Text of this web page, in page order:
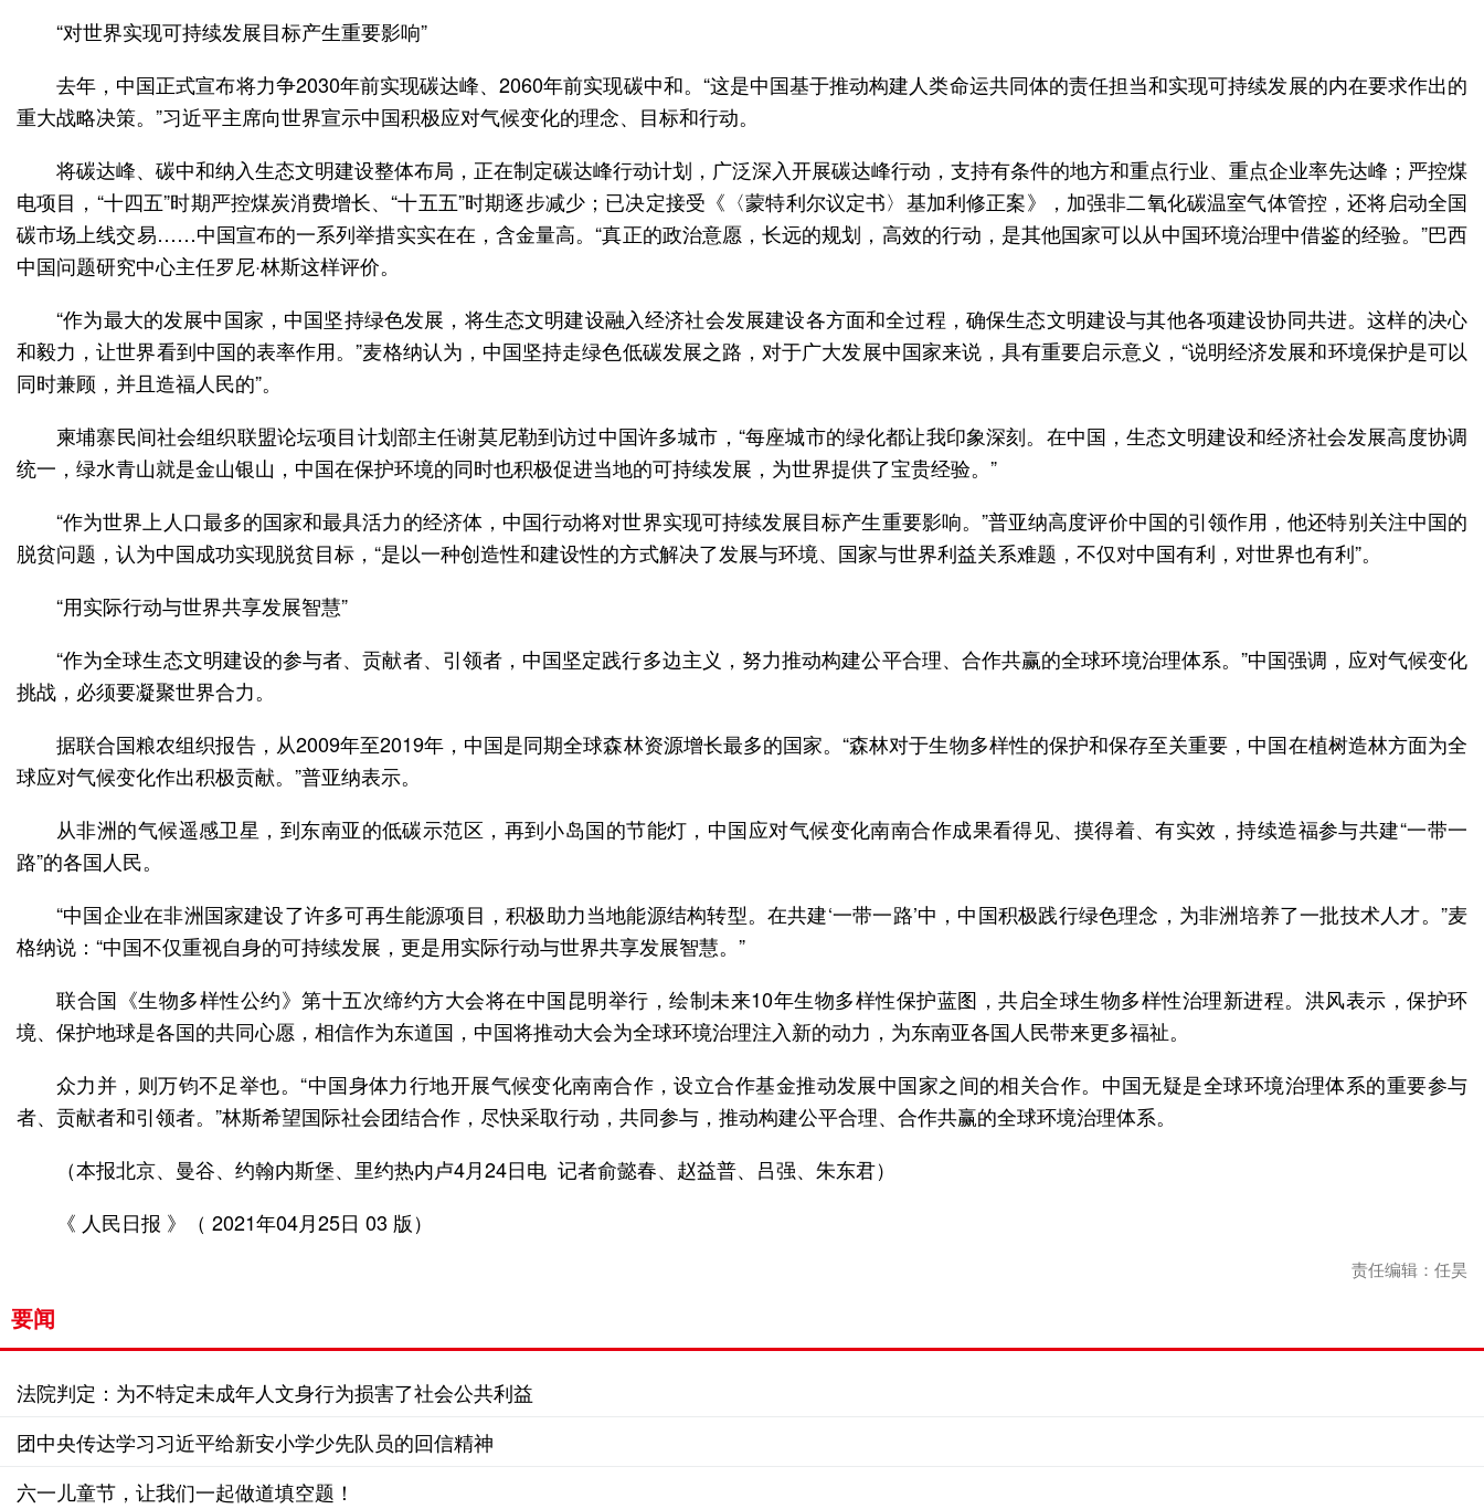
“对世界实现可持续发展目标产生重要影响”
去年，中国正式宣布将力争2030年前实现碳达峰、2060年前实现碳中和。“这是中国基于推动构建人类命运共同体的责任担当和实现可持续发展的内在要求作出的
重大战略决策。”习近平主席向世界宣示中国积极应对气候变化的理念、目标和行动。
将碳达峰、碳中和纳入生态文明建设整体布局，正在制定碳达峰行动计划，广泛深入开展碳达峰行动，支持有条件的地方和重点行业、重点企业率先达峰；严控煤
电项目，“十四五”时期严控煤炭消费增长、“十五五”时期逐步减少；已决定接受《〈蒙特利尔议定书〉基加利修正案》，加强非二氧化碳温室气体管控，还将启动全国
碳市场上线交易……中国宣布的一系列举措实实在在，含金量高。“真正的政治意愿，长远的规划，高效的行动，是其他国家可以从中国环境治理中借鉴的经验。”巴西
中国问题研究中心主任罗尼·林斯这样评价。
“作为最大的发展中国家，中国坚持绿色发展，将生态文明建设融入经济社会发展建设各方面和全过程，确保生态文明建设与其他各项建设协同共进。这样的决心
和毅力，让世界看到中国的表率作用。”麦格纳认为，中国坚持走绿色低碳发展之路，对于广大发展中国家来说，具有重要启示意义，“说明经济发展和环境保护是可以
同时兼顾，并且造福人民的”。
柬埔寨民间社会组织联盟论坛项目计划部主任谢莫尼勒到访过中国许多城市，“每座城市的绿化都让我印象深刻。在中国，生态文明建设和经济社会发展高度协调
统一，绿水青山就是金山银山，中国在保护环境的同时也积极促进当地的可持续发展，为世界提供了宝贵经验。”
“作为世界上人口最多的国家和最具活力的经济体，中国行动将对世界实现可持续发展目标产生重要影响。”普亚纳高度评价中国的引领作用，他还特别关注中国的
脱贫问题，认为中国成功实现脱贫目标，“是以一种创造性和建设性的方式解决了发展与环境、国家与世界利益关系难题，不仅对中国有利，对世界也有利”。
“用实际行动与世界共享发展智慧”
“作为全球生态文明建设的参与者、贡献者、引领者，中国坚定践行多边主义，努力推动构建公平合理、合作共赢的全球环境治理体系。”中国强调，应对气候变化
挑战，必须要凝聚世界合力。
据联合国粮农组织报告，从2009年至2019年，中国是同期全球森林资源增长最多的国家。“森林对于生物多样性的保护和保存至关重要，中国在植树造林方面为全
球应对气候变化作出积极贡献。”普亚纳表示。
从非洲的气候遥感卫星，到东南亚的低碳示范区，再到小岛国的节能灯，中国应对气候变化南南合作成果看得见、摸得着、有实效，持续造福参与共建“一带一
路”的各国人民。
“中国企业在非洲国家建设了许多可再生能源项目，积极助力当地能源结构转型。在共建‘一带一路’中，中国积极践行绿色理念，为非洲培养了一批技术人才。”麦
格纳说：“中国不仅重视自身的可持续发展，更是用实际行动与世界共享发展智慧。”
联合国《生物多样性公约》第十五次缔约方大会将在中国昆明举行，绘制未来10年生物多样性保护蓝图，共启全球生物多样性治理新进程。洪风表示，保护环
境、保护地球是各国的共同心愿，相信作为东道国，中国将推动大会为全球环境治理注入新的动力，为东南亚各国人民带来更多福祉。
众力并，则万钧不足举也。“中国身体力行地开展气候变化南南合作，设立合作基金推动发展中国家之间的相关合作。中国无疑是全球环境治理体系的重要参与
者、贡献者和引领者。”林斯希望国际社会团结合作，尽快采取行动，共同参与，推动构建公平合理、合作共赢的全球环境治理体系。
（本报北京、曼谷、约翰内斯堡、里约热内卢4月24日电 记者俞懿春、赵益普、吕强、朱东君）
《 人民日报 》（ 2021年04月25日 03 版）
责任编辑：任昊
要闻
法院判定：为不特定未成年人文身行为损害了社会公共利益
团中央传达学习习近平给新安小学少先队员的回信精神
六一儿童节，让我们一起做道填空题！